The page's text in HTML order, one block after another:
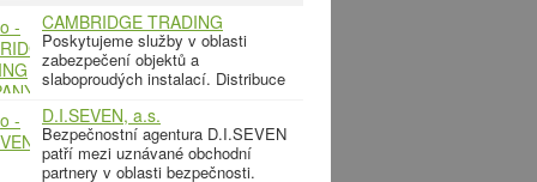
kontrola objektu výjezdovými
hlídkami – případný zásah
výjezdové hlídky nepřetržitý přehled
nad vozovým parkem Převzetí a
s
CAMBRIDGE TRADING
COMPANY Kolín s.r.o.
Poskytujeme služby v oblasti
zabezpečení objektů a
slaboproudých instalací. Distribuce
dodávka, instalace, záruční a
pozáruční servis a revize v těchto
oblastech: elektronické
zabezpečovací systémy EZS
D.I.SEVEN, a.s.
Bezpečnostní agentura D.I.SEVEN
patří mezi uznávané obchodní
partnery v oblasti bezpečnosti.